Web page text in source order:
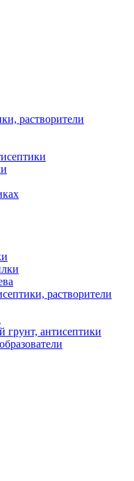
растворители
растворители
грунт, антисептики